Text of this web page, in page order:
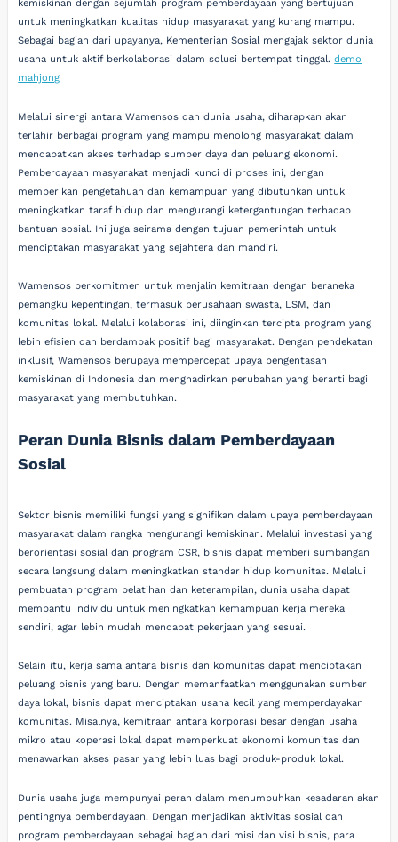
kemiskinan dengan sejumlah program pemberdayaan yang bertujuan
untuk meningkatkan kualitas hidup masyarakat yang kurang mampu.
Sebagai bagian dari upayanya, Kementerian Sosial mengajak sektor dunia
usaha untuk aktif berkolaborasi dalam solusi bertempat tinggal.demo
mahjong
Melalui sinergi antara Wamensos dan dunia usaha, diharapkan akan
terlahir berbagai program yang mampu menolong masyarakat dalam
mendapatkan akses terhadap sumber daya dan peluang ekonomi.
Pemberdayaan masyarakat menjadi kunci di proses ini, dengan
memberikan pengetahuan dan kemampuan yang dibutuhkan untuk
meningkatkan taraf hidup dan mengurangi ketergantungan terhadap
bantuan sosial. Ini juga seirama dengan tujuan pemerintah untuk
menciptakan masyarakat yang sejahtera dan mandiri.
Wamensos berkomitmen untuk menjalin kemitraan dengan beraneka
pemangku kepentingan, termasuk perusahaan swasta, LSM, dan
komunitas lokal. Melalui kolaborasi ini, diinginkan tercipta program yang
lebih efisien dan berdampak positif bagi masyarakat. Dengan pendekatan
inklusif, Wamensos berupaya mempercepat upaya pengentasan
kemiskinan di Indonesia dan menghadirkan perubahan yang berarti bagi
masyarakat yang membutuhkan.
Peran Dunia Bisnis dalam Pemberdayaan
Sosial
Sektor bisnis memiliki fungsi yang signifikan dalam upaya pemberdayaan
masyarakat dalam rangka mengurangi kemiskinan. Melalui investasi yang
berorientasi sosial dan program CSR, bisnis dapat memberi sumbangan
secara langsung dalam meningkatkan standar hidup komunitas. Melalui
pembuatan program pelatihan dan keterampilan, dunia usaha dapat
membantu individu untuk meningkatkan kemampuan kerja mereka
sendiri, agar lebih mudah mendapat pekerjaan yang sesuai.
Selain itu, kerja sama antara bisnis dan komunitas dapat menciptakan
peluang bisnis yang baru. Dengan memanfaatkan menggunakan sumber
daya lokal, bisnis dapat menciptakan usaha kecil yang memperdayakan
komunitas. Misalnya, kemitraan antara korporasi besar dengan usaha
mikro atau koperasi lokal dapat memperkuat ekonomi komunitas dan
menawarkan akses pasar yang lebih luas bagi produk-produk lokal.
Dunia usaha juga mempunyai peran dalam menumbuhkan kesadaran akan
pentingnya pemberdayaan. Dengan menjadikan aktivitas sosial dan
program pemberdayaan sebagai bagian dari misi dan visi bisnis, para